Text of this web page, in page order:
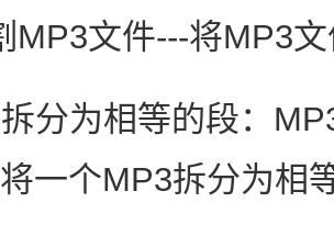
MP3文件---将MP3
分为相等的段：
一个MP3拆分为相